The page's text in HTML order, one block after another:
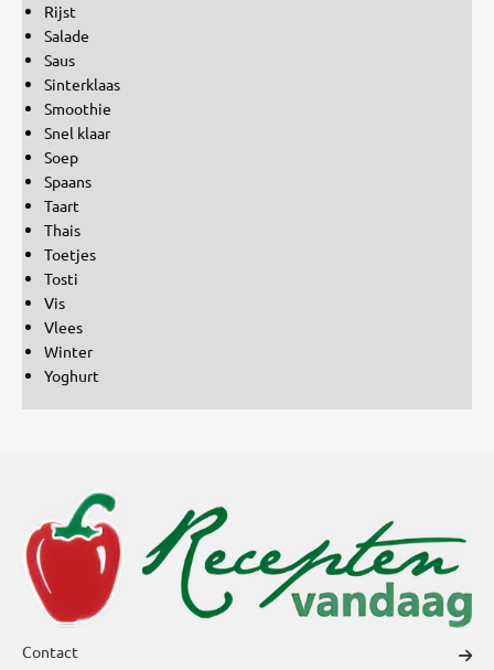
Rijst
Salade
Saus
Sinterklaas
Smoothie
Snel klaar
Soep
Spaans
Taart
Thais
Toetjes
Tosti
Vis
Vlees
Winter
Yoghurt
Contact